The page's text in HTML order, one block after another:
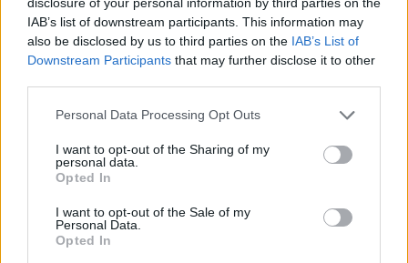
IAB’s list of downstream participants. This information may
also be disclosed by us to third parties on the IAB’s List of
Downstream Participants that may further disclose it to other
Personal Data Processing Opt Outs
I want to opt-out of the Sharing of my
personal data.
Opted In
I want to opt-out of the Sale of my
Personal Data.
Opted In
Μεγάλες επιδόσεις και ρεκόρ στα 5.000μ. στη Βοστόνη